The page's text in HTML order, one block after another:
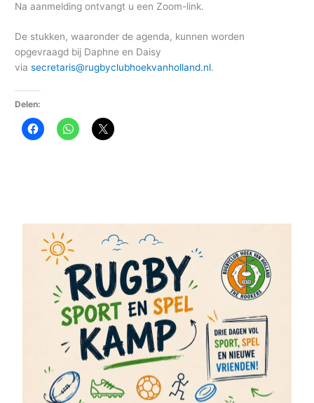
Na aanmelding ontvangt u een Zoom-link.
De stukken, waaronder de agenda, kunnen worden
opgevraagd bij Daphne en Daisy
viasecretaris@rugbyclubhoekvanholland.nl.
Delen: